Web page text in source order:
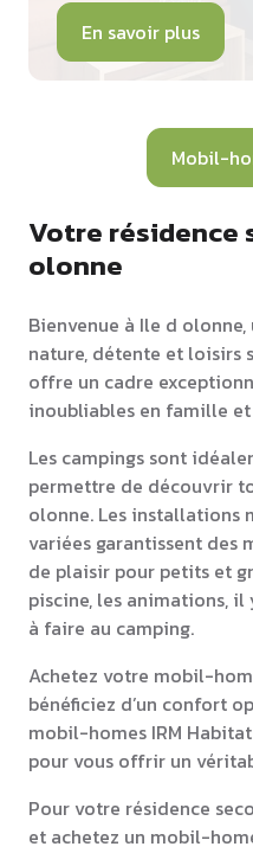
En savoir plus
Mobil-
Votre résidence
olonne
Bienvenue à Ile d
nature, détente et loisirs
offre un cadre
inoubliables en famille
Les campings sont
permettre de découvrir
olonne. Les installations
variées garantissent des
de plaisir pour petits et
piscine, les animations,
à faire au camping.
Achetez votre mobil-
bénéficiez d’un confort
mobil-homes IRM
pour vous offrir un
Pour votre résidence
et achetez un mobil-